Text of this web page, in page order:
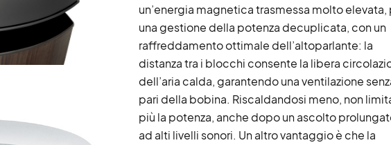
un’energia magnetica trasmessa molto elevata,
una gestione della potenza decuplicata, con un
raffreddamento ottimale dell’altoparlante: la
distanza tra i blocchi consente la libera
dell’aria calda, garantendo una ventilazione
pari della bobina. Riscaldandosi meno, non
più la potenza, anche dopo un ascolto
ad alti livelli sonori. Un altro vantaggio è che la